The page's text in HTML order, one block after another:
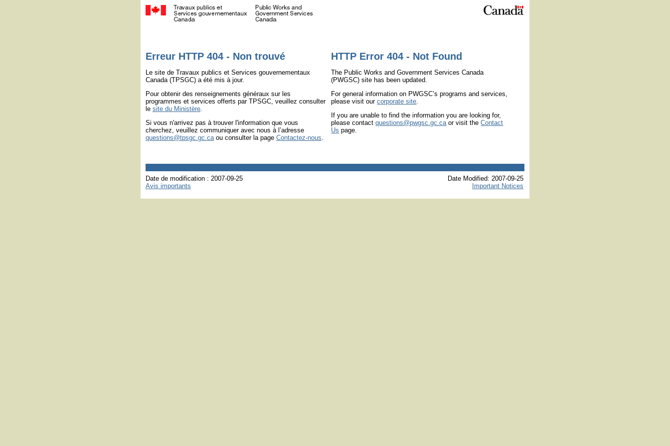
Erreur HTTP 404 - Non trouvé
Le site de Travaux publics et Services gouvernementaux
Canada (TPSGC) a été mis à jour.
Pour obtenir des renseignements généraux sur les
programmes et services offerts par TPSGC, veuillez consulter
le site du Ministère.
Si vous n'arrivez pas à trouver l'information que vous
cherchez, veuillez communiquer avec nous à l’adresse
questions@tpsgc.gc.ca ou consulter la page Contactez-nous
HTTP Error 404 - Not Found
The Public Works and Government Services Canada
(PWGSC) site has been updated.
For general information on PWGSC’s programs and services,
please visit ourcorporate site.
If you are unable to find the information you are looking for,
please contactquestions@pwgsc.gc.ca or visit theContact
Us page.
Date de modification : 2007-09-25
Avis importants
Date Modified:2007-09-25
Important Notices